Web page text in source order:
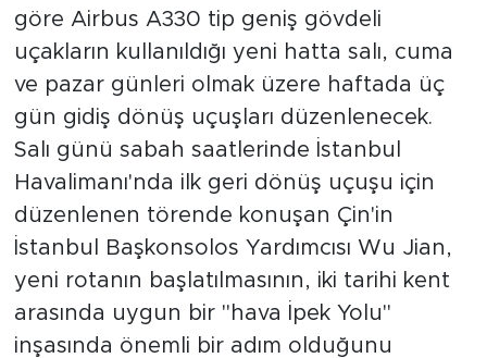
göre Airbus A330 tip geniş gövdeli
uçakların kullanıldığı yeni hatta salı, cuma
ve pazar günleri olmak üzere haftada üç
gün gidiş dönüş uçuşları düzenlenecek.
Salı günü sabah saatlerinde İstanbul
Havalimanı'nda ilk geri dönüş uçuşu için
düzenlenen törende konuşan Çin'in
İstanbul Başkonsolos Yardımcısı Wu Jian,
yeni rotanın başlatılmasının, iki tarihi kent
arasında uygun bir "hava İpek Yolu"
inşasında önemli bir adım olduğunu